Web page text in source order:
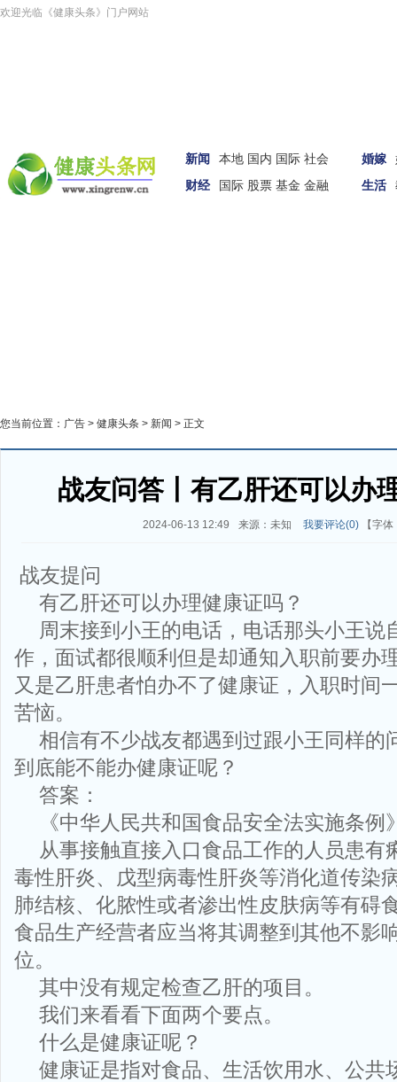
欢迎光临《健康头条》门户网站
新闻 本地 国内 国际 社会
财经
国际 股票 基金 金融
婚嫁
生活
您当前位置： 广告 > 健康头条 > 新闻 > 正文
战友问答丨有乙肝还可以办
2024-06-13 12:49 来源：未知 我要评论(0)【字体
战友提问
有乙肝还可以办理健康证吗？
周末接到小王的电话，电话那头小王说
作，面试都很顺利但是却通知入职前要办
又是乙肝患者怕办不了健康证，入职时间
苦恼。
相信有不少战友都遇到过跟小王同样的
到底能不能办健康证呢？
答案：
《中华人民共和国食品安全法实施条
从事接触直接入口食品工作的人员患有
毒性肝炎、戊型病毒性肝炎等消化道传染
肺结核、化脓性或者渗出性皮肤病等有碍
食品生产经营者应当将其调整到其他不影
位。
其中没有规定检查乙肝的项目。
我们来看看下面两个要点。
什么是健康证呢？
健康证是指对食品、生活饮用水、公共